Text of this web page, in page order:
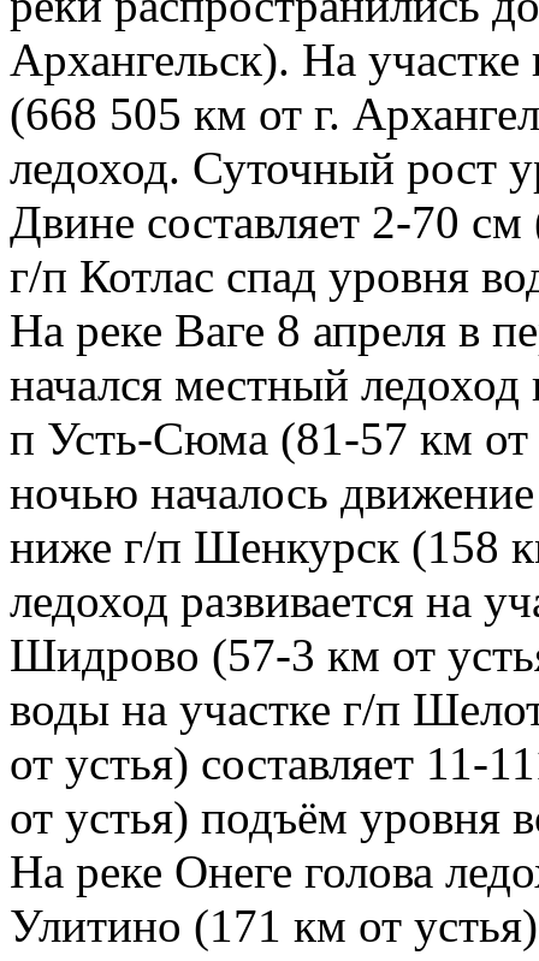
Архангельск). На
(668 505 км от г.
ледоход. Суточный рост
Двине составляет 2-70
г/п Котлас спад уровня
На реке Ваге 8 апреля в
начался местный
п Усть-Сюма (81-57 км от
ночью началось
ниже г/п Шенкурск (158
ледоход развивается на
Шидрово (57-3 км от
воды на участке г/п
от устья) составляет
от устья) подъём уровня
На реке Онеге голова
Улитино (171 км от